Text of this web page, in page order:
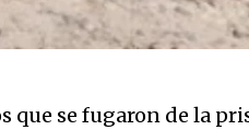
que se fugaron de la